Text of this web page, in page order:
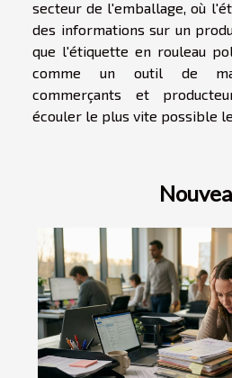
secteur de l'emballage, où
des informations sur un
que l'étiquette en rouleau
comme un outil de
commerçants et
écouler le plus vite possible